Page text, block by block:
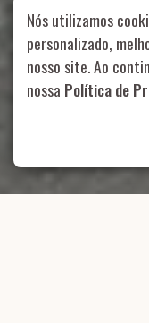
Rua Aurélia, 1714
99178-5848
Nós utilizamos
personalizado,
nosso site. Ao
nossa Política de